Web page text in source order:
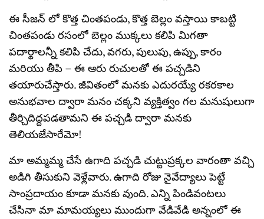
ఈ సీజన్ లో కొత్త చింతపండు, కొత్త బెల్లం వస్తాయి కాబట్టి
చింతపండు రసంలో బెల్లం ముక్కలు కలిపి మిగతా
పదార్థాలన్నీ కలిపి చేదు, వగరు, పులుపు, ఉప్పు, కారం
మరియు తీపి – ఈ ఆరు రుచులతో ఈ పచ్చడిని
తయారుచేస్తారు. జీవితంలో మనకు ఎదురయ్యే రకరకాల
అనుభవాల ద్వారా మనం చక్కని వ్యక్తిత్వం గల మనుషులుగా
తీర్చిదిద్దపడతామని ఈ పచ్చడి ద్వారా మనకు
తెలియజేసారేమో!
మా అమ్మమ్మ చేసే ఉగాది పచ్చడి చుట్టుప్రక్కల వారంతా వచ్చి
అడిగి తీసుకుని వెళ్లేవారు. ఉగాది రోజు నైవేద్యాలు పెట్టే
సాంప్రదాయం కూడా మనకు వుంది. ఎన్ని పిండివంటలు
చేసినా మా మామయ్యలు ముందుగా వేడివేడి అన్నంలో ఈ